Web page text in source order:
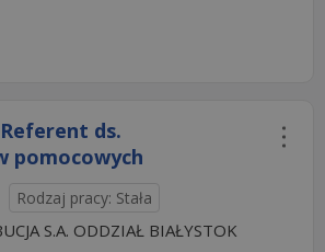
ds.
pomocowych
Rodzaj pracy: Stała
S.A. ODDZIAŁ BIAŁYSTOK